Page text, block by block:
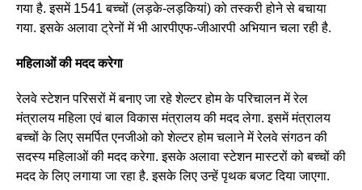
गया है. इसमें 1541 बच्चों (लड़के-लड़कियां) को तस्करी होने से बचाया
गया. इसके अलावा ट्रेनों में भी आरपीएफ-जीआरपी अभियान चला रही है.
महिलाओं की मदद करेगा
रेलवे स्टेशन परिसरों में बनाए जा रहे शेल्टर होम के परिचालन में रेल
मंत्रालय महिला एवं बाल विकास मंत्रालय की मदद लेगा. इसमें मंत्रालय
बच्चों के लिए समर्पित एनजीओ को शेल्टर होम चलाने में रेलवे संगठन की
सदस्य महिलाओं की मदद करेगा. इसके अलावा स्टेशन मास्टरों को बच्चों की
मदद के लिए लगाया जा रहा है. इसके लिए उन्हें पृथक बजट दिया जाएगा.